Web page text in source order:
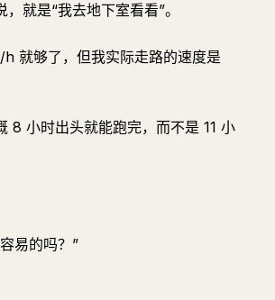
就是“我去地下室看看”。
就够了，但我实际走路的速度是
8 小时出头就能跑完，而不是 11 小
易的吗？”